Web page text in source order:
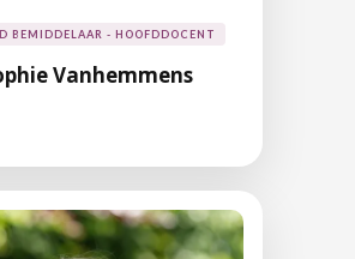
BEMIDDELAAR - HOOFDDOCENT
Vanhemmens